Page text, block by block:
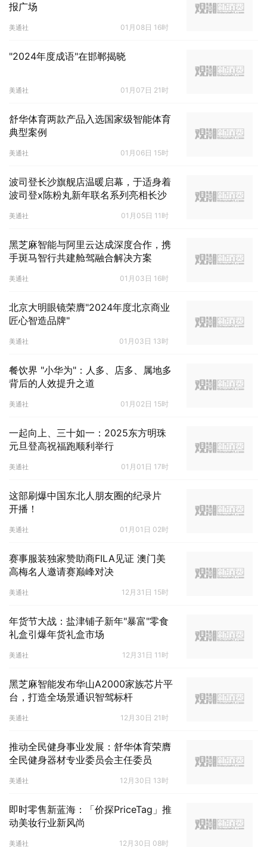
报广场
美通社 01月08日 16时
"2024年度成语"在邯郸揭晓
美通社 01月07日 21时
舒华体育两款产品入选国家级智能体育
典型案例
美通社 01月06日 15时
波司登长沙旗舰店温暖启幕，于适身着
波司登x陈粉丸新年联名系列亮相长沙
美通社 01月05日 11时
黑芝麻智能与阿里云达成深度合作，携
手斑马智行共建舱驾融合解决方案
美通社 01月03日 16时
北京大明眼镜荣膺"2024年度北京商业
匠心智造品牌"
美通社 01月03日 13时
餐饮界 "小华为"：人多、店多、属地多
背后的人效提升之道
美通社 01月02日 15时
一起向上、三十如一：2025东方明珠
元旦登高祝福跑顺利举行
美通社 01月01日 17时
这部刷爆中国东北人朋友圈的纪录片
开播！
美通社 01月01日 02时
赛事服装独家赞助商FILA见证 澳门美
高梅名人邀请赛巅峰对决
美通社 12月31日 15时
年货节大战：盐津铺子新年"暴富"零食
礼盒引爆年货礼盒市场
美通社 12月31日 11时
黑芝麻智能发布华山A2000家族芯片平
台，打造全场景通识智驾标杆
美通社 12月30日 21时
推动全民健身事业发展：舒华体育荣膺
全民健身器材专业委员会主任委员
美通社 12月30日 13时
即时零售新蓝海：「价探PriceTag」推
动美妆行业新风尚
美通社 12月30日 08时